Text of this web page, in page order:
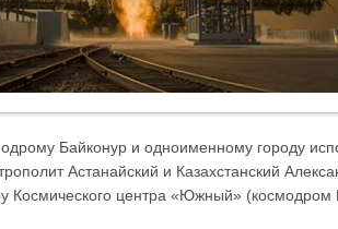
Байконур и одноименному городу
Астанайский и Казахстанский
Космического центра «Южный»